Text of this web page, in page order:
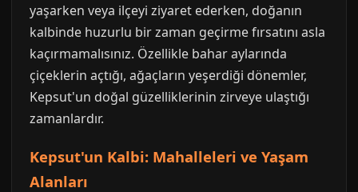
yaşarken veya ilçeyi ziyaret ederken, doğanın
kalbinde huzurlu bir zaman geçirme fırsatını asla
kaçırmamalısınız. Özellikle bahar aylarında
çiçeklerin açtığı, ağaçların yeşerdiği dönemler,
Kepsut'un doğal güzelliklerinin zirveye ulaştığı
zamanlardır.
Kepsut'un Kalbi: Mahalleleri ve Yaşam
Alanları